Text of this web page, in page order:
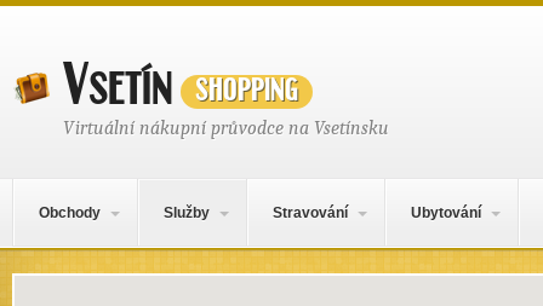
Vsetínshopping
Virtuální nákupní průvodce na Vsetínsku
Obchody Služby Stravování Ubytování
Mapa obsahu